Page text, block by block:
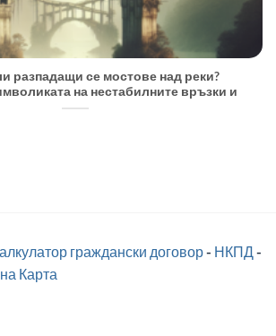
разпадащи се мостове над реки?
на нестабилните връзки и
граждански договор- НКПД-
Карта